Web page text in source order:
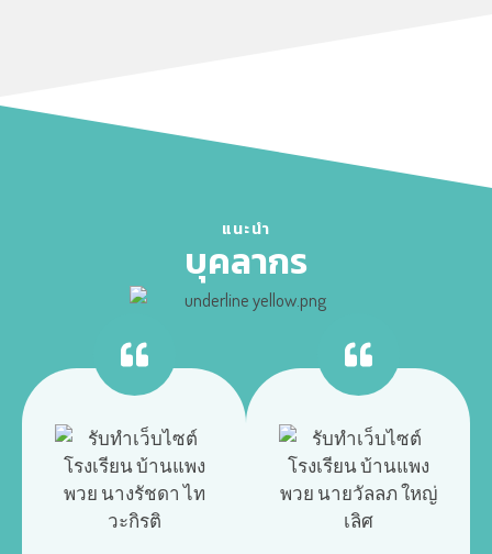
แนะนำ
บุคลากร